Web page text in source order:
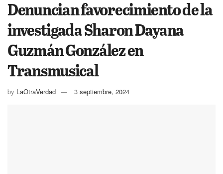
Denuncian favorecimiento de la
investigada Sharon Dayana
Guzmán González en
Transmusical
by LaOtraVerdad 3 septiembre, 2024